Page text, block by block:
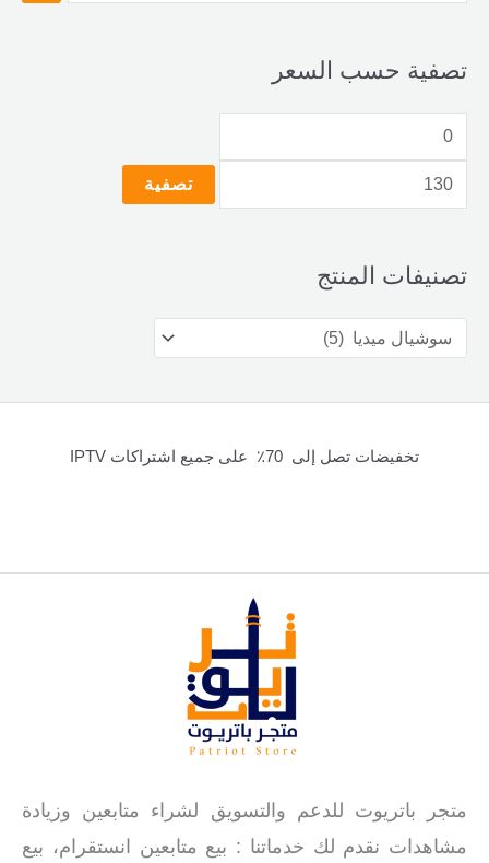
تصفية حسب السعر
تصفية
تصنيفات المنتج
تخفيضات تصل إلى 70٪ على جميع اشتراكات IPTV
متجر باتريوت للدعم والتسويق لشراء متابعين وزيادة
مشاهدات نقدم لك خدماتنا : بيع متابعين انستقرام، بيع